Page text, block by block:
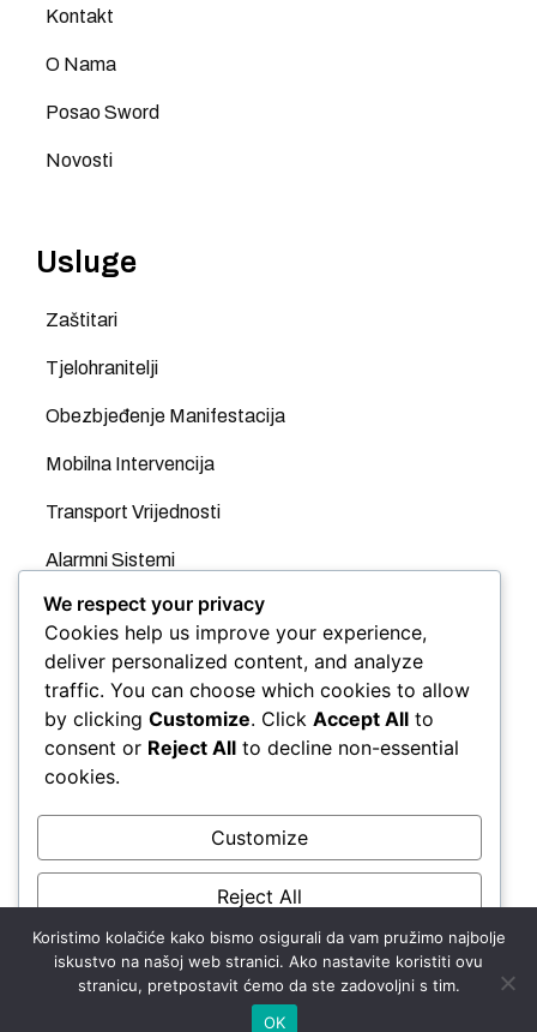
Kontakt
O Nama
Posao Sword
Novosti
Usluge
Zaštitari
Tjelohranitelji
Obezbjeđenje Manifestacija
Mobilna Intervencija
Transport Vrijednosti
Alarmni Sistemi
Videonadzor
GPS
Evidencija Radnog Vremena
Kontrola Pristupa
Protivpožarni Sistemi
We respect your privacy
Cookies help us improve your experience,
deliver personalized content, and analyze
traffic. You can choose which cookies to allow
by clicking Customize. Click Accept All to
consent or Reject All to decline non-essential
cookies.
Customize
Reject All
Accept All
Koristimo kolačiće kako bismo osigurali da vam pružimo najbolje
iskustvo na našoj web stranici. Ako nastavite koristiti ovu
stranicu, pretpostavit ćemo da ste zadovoljni s tim.
OK